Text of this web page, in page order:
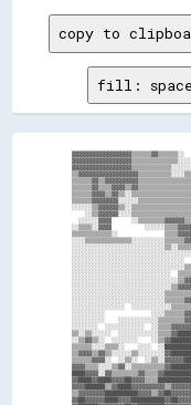
copy to
fill:
░░░░░░▓▓▓▓
░░▒▒▒▒░░▓▓▓▓
▒▒▒▒▒▒▒▒▒▒▒▒░░
░░░░░░░░░░░░░░░░░░░░░░░░░░░░░░░░░░
░░░░░░░░░░░░░░░░░░░░░░░░░░░░░░
░░░░░░░░░░░░░░░░
░░░░░░░░░░
░░░░░░░░░░
░░░░░░░░  ░░░░░░░░░░░░
▒▒░░▒▒░░░░░░
░░▒▒▓▓▒▒░░  ░░░░░░░░
▒▒▒▒▒▒░░░░▒▒▒▒░░    ░░░░
▒▒▒▒▒▒▓▓▓▓░░  ░░▒▒░░